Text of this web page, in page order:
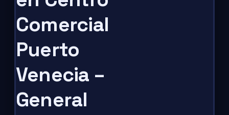
Comercial
Puerto
Venecia –
General